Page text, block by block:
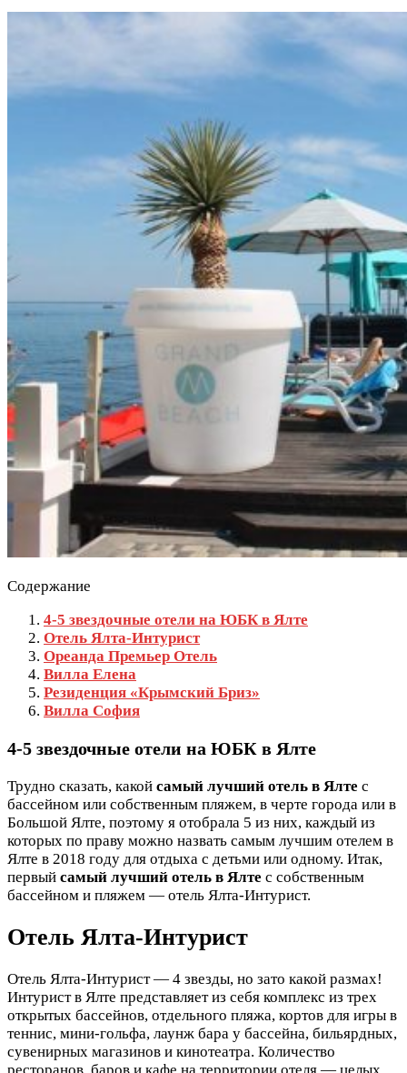
Содержание
4-5 звездочные отели на ЮБК в Ялте
Отель Ялта-Интурист
Ореанда Премьер Отель
Вилла Елена
Резиденция «Крымский Бриз»
Вилла София
4-5 звездочные отели на ЮБК в Ялте
Трудно сказать, какой самый лучший отель в Ялте с
бассейном или собственным пляжем, в черте города или в
Большой Ялте, поэтому я отобрала 5 из них, каждый из
которых по праву можно назвать самым лучшим отелем в
Ялте в 2018 году для отдыха с детьми или одному. Итак,
первый самый лучший отель в Ялте с собственным
бассейном и пляжем — отель Ялта-Интурист.
Отель Ялта-Интурист
Отель Ялта-Интурист — 4 звезды, но зато какой размах!
Интурист в Ялте представляет из себя комплекс из трех
открытых бассейнов, отдельного пляжа, кортов для игры в
теннис, мини-гольфа, лаунж бара у бассейна, бильярдных,
сувенирных магазинов и кинотеатра. Количество